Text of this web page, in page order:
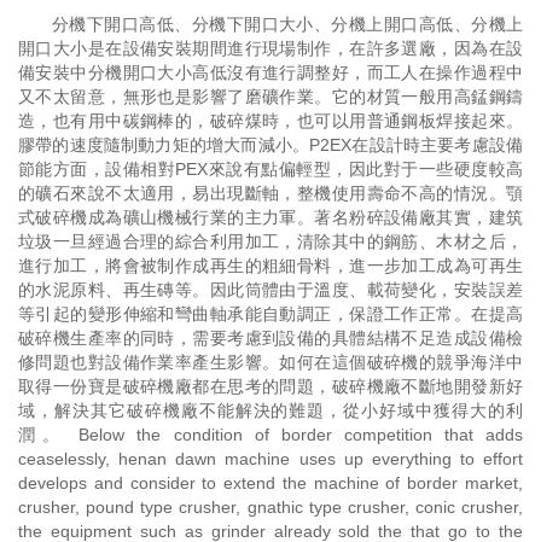
分機下開口高低、分機下開口大小、分機上開口高低、分機上
開口大小是在設備安裝期間進行現場制作，在許多選廠，因為在設
備安裝中分機開口大小高低沒有進行調整好，而工人在操作過程中
又不太留意，無形也是影響了磨礦作業。它的材質一般用高錳鋼鑄
造，也有用中碳鋼棒的，破碎煤時，也可以用普通鋼板焊接起來。
膠帶的速度隨制動力矩的增大而減小。P2EX在設計時主要考慮設備
節能方面，設備相對PEX來說有點偏輕型，因此對于一些硬度較高
的礦石來說不太適用，易出現斷軸，整機使用壽命不高的情況。顎
式破碎機成為礦山機械行業的主力軍。著名粉碎設備廠其實，建筑
垃圾一旦經過合理的綜合利用加工，清除其中的鋼筋、木材之后，
進行加工，將會被制作成再生的粗細骨料，進一步加工成為可再生
的水泥原料、再生磚等。因此筒體由于溫度、載荷變化，安裝誤差
等引起的變形伸縮和彎曲軸承能自動調正，保證工作正常。在提高
破碎機生產率的同時，需要考慮到設備的具體結構不足造成設備檢
修問題也對設備作業率產生影響。如何在這個破碎機的競爭海洋中
取得一份寶是破碎機廠都在思考的問題，破碎機廠不斷地開發新好
域，解決其它破碎機廠不能解決的難題，從小好域中獲得大的利
潤。 Below the condition of border competition that adds
ceaselessly, henan dawn machine uses up everything to effort
develops and consider to extend the machine of border market,
crusher, pound type crusher, gnathic type crusher, conic crusher,
the equipment such as grinder already sold the that go to the